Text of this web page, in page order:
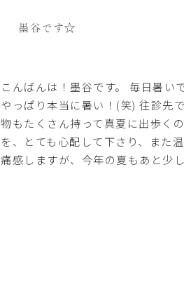
墨谷です☆
こんばんは！墨谷です。 毎日暑
やっぱり本当に暑い！(笑) 往診先
物もたくさん持って真夏に出歩く
を、とても心配して下さり、また
痛感しますが、今年の夏もあと少